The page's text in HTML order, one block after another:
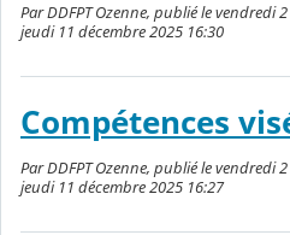
Par DDFPT Ozenne, publié le vendredi
jeudi 11 décembre 2025 16:30
Compétences
Par DDFPT Ozenne, publié le vendredi
jeudi 11 décembre 2025 16:27